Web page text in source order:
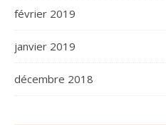
février 2019
janvier 2019
décembre 2018